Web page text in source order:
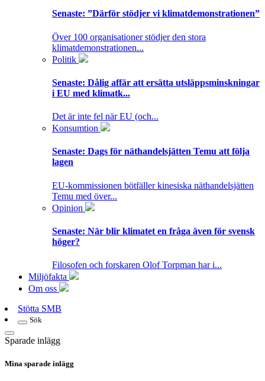
Senaste: ”Därför stödjer vi klimatdemonstrationen”
Över 100 organisationer stödjer den stora
klimatdemonstrationen...
Politik
Senaste: Dålig affär att ersätta utsläppsminskningar
i EU med klimatk...
Det är inte fel när EU (och...
Konsumtion
Senaste: Dags för näthandelsjätten Temu att följa
lagen
EU-kommissionen bötfäller kinesiska näthandelsjätten
Temu med över...
Opinion
Senaste: När blir klimatet en fråga även för svensk
höger?
Filosofen och forskaren Olof Torpman har i...
Miljöfakta
Om oss
Stötta SMB
Sök
Sparade inlägg
Mina sparade inlägg